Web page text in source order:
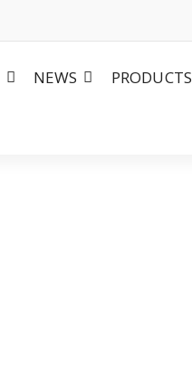
NEWS PRODUCTS